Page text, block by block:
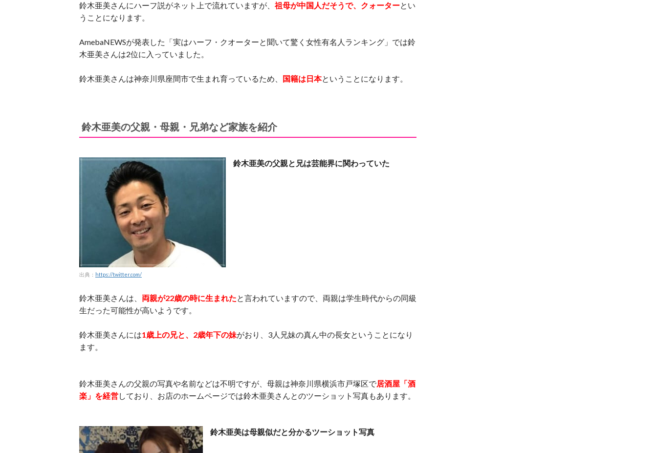
鈴木亜美さんにハーフ説がネット上で流れていますが、 祖母が中国人だそうで、クォーターとい
うことになります。
AmebaNEWSが発表した「実はハーフ・クオーターと聞いて驚く女性有名人ランキング」では鈴
木亜美さんは2位に入っていました。
鈴木亜美さんは神奈川県座間市で生まれ育っているため、 国籍は日本ということになります。
鈴木亜美の父親・母親・兄弟など家族を紹介
出典： https://twitter.com/
鈴木亜美の父親と兄は芸能界に関わっていた
鈴木亜美さんは、 両親が22歳の時に生まれたと言われていますので、両親は学生時代からの同級
生だった可能性が高いようです。
鈴木亜美さんには1歳上の兄と、2歳年下の妹がおり、3人兄妹の真ん中の長女ということになり
ます。
鈴木亜美さんの父親の写真や名前などは不明ですが、母親は神奈川県横浜市戸塚区で居酒屋「酒
楽」を経営しており、お店のホームページでは鈴木亜美さんとのツーショット写真もあります。
鈴木亜美は母親似だと分かるツーショット写真